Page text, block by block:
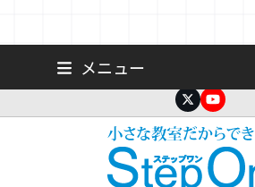
メニュー
TwitterYouTube